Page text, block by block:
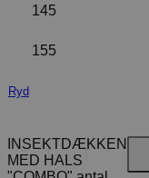
145
155
Ryd
INSEKTDÆKKEN
MED HALS